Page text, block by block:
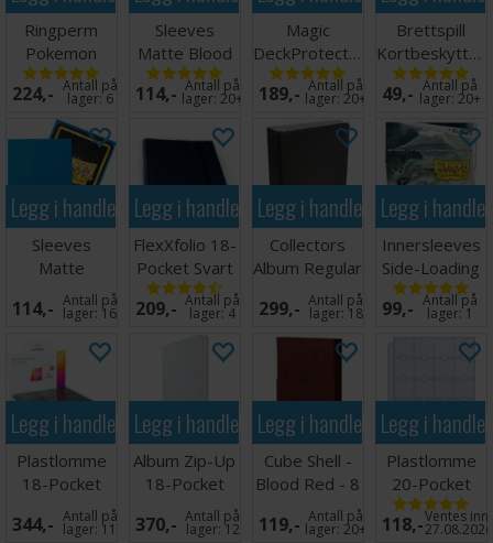
Ringperm
Pokemon
Pikachu
224,- Antall på
lager:6
Sleeves
Matte Blood
Red x100
66x91
114,- Antall på
lager:20+
Magic
DeckProtector
Sleeves Mana
Classic
189,- Antall på
lager:20+
Brettspill
55 stk
80x120
49,- Antall på
lager:20+
Legg i handlekurven
Sleeves
Matte
Sapphire x100
66x91
114,- Antall på
lager: 16
Legg i handlekurven
FlexXfolio 18-
Pocket Svart
209,- Antall på
lager:4
Legg i handlekurven
Collectors
Album Regular
Svart
299,- Antall på
lager: 18
Legg i
Innersleeves
Side-Loading
Klar 63x88
99,- Antall på
lager:1
Legg i handlekurven
Plastlomme
18-Pocket
Side Load
Svart x50
344,- Antall på
lager: 11
Legg i handlekurven
Album Zip-Up
18-Pocket
Hvit
370,- Antall på
lager: 12
Legg i handlekurven
Cube Shell -
Blood Red - 8
stk
119,- Antall på
lager:20+
Legg i
Plastlomme
20-Pocket
Coins+Tokens
10stk
118,-Ventes inn
27.08.2026